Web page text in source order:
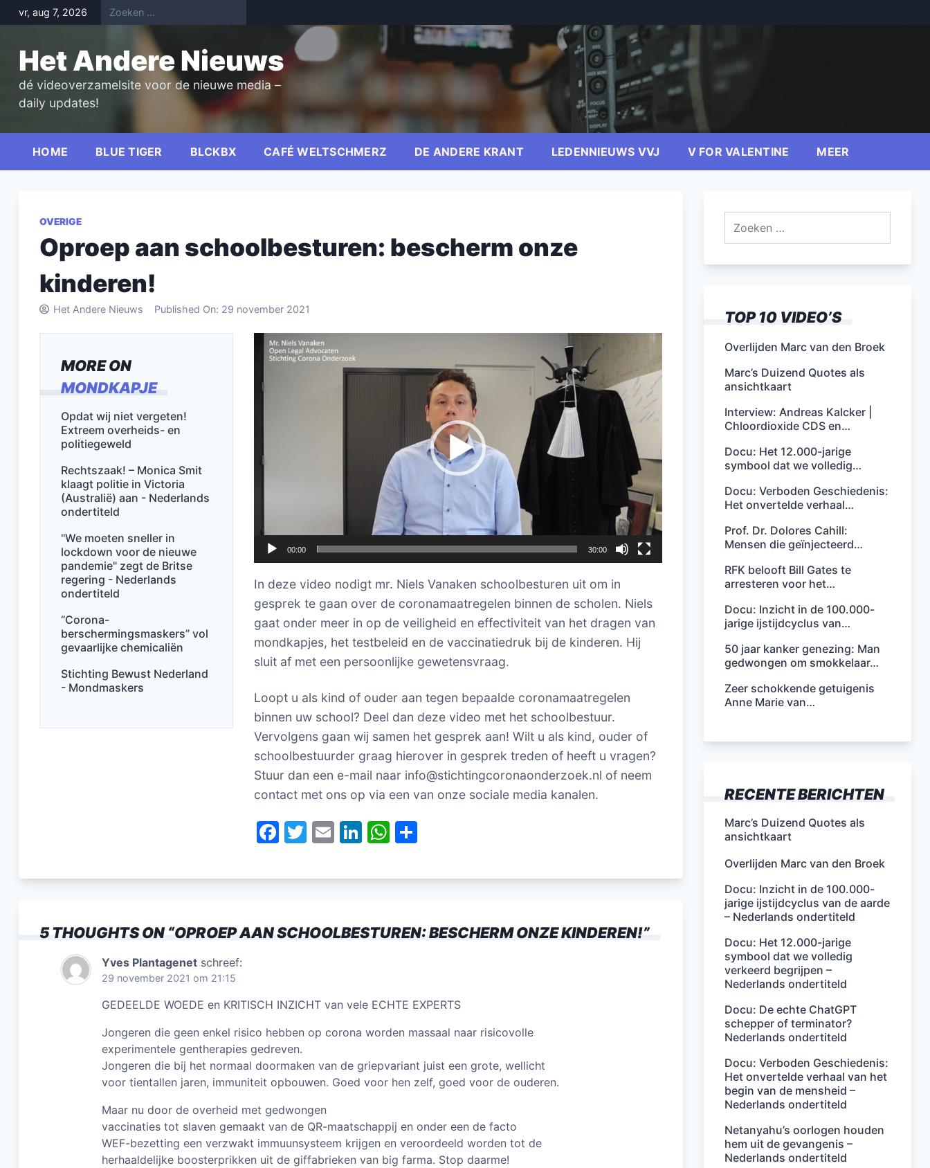
Skip
to
vr, aug 7, 2026
Het Andere Nieuws
dé videoverzamelsite voor de nieuwe media –
daily updates!
HOME BLUE TIGER BLCKBX CAFÉ WELTSCHMERZ DE ANDERE KRANT LEDENNIEUWS VVJ V FOR VALENTINE MEER
OVERIGE
Oproep aan schoolbesturen: bescherm onze
kinderen!
Het Andere Nieuws Published On: 29 november 2021
MORE ON
MONDKAPJE
Opdat wij niet vergeten!
Extreem overheids- en
politiegeweld
Rechtszaak! – Monica Smit
klaagt politie in Victoria
(Australië) aan - Nederlands
ondertiteld
"We moeten sneller in
lockdown voor de nieuwe
pandemie" zegt de Britse
regering - Nederlands
ondertiteld
“Corona-
berschermingsmaskers” vol
gevaarlijke chemicaliën
Stichting Bewust Nederland
- Mondmaskers
Videospeler
00:00 30:00
In deze video nodigt mr. Niels Vanaken schoolbesturen uit om in
gesprek te gaan over de coronamaatregelen binnen de scholen. Niels
gaat onder meer in op de veiligheid en effectiviteit van het dragen van
mondkapjes, het testbeleid en de vaccinatiedruk bij de kinderen. Hij
sluit af met een persoonlijke gewetensvraag.
Loopt u als kind of ouder aan tegen bepaalde coronamaatregelen
binnen uw school? Deel dan deze video met het schoolbestuur.
Vervolgens gaan wij samen het gesprek aan! Wilt u als kind, ouder of
schoolbestuurder graag hierover in gesprek treden of heeft u vragen?
Stuur dan een e-mail naar info@stichtingcoronaonderzoek.nl of neem
contact met ons op via een van onze sociale media kanalen.
F
c
b
o
T
itt
E
ai
Li
k
dI
n
W
at
A
p
e
5 THOUGHTS ON “OPROEP AAN SCHOOLBESTUREN: BESCHERM ONZE KINDEREN!”
Yves Plantagenet schreef:
29 november 2021 om 21:15
GEDEELDE WOEDE en KRITISCH INZICHT van vele ECHTE EXPERTS
Jongeren die geen enkel risico hebben op corona worden massaal naar risicovolle
experimentele gentherapies gedreven.
Jongeren die bij het normaal doormaken van de griepvariant juist een grote, wellicht
voor tientallen jaren, immuniteit opbouwen. Goed voor hen zelf, goed voor de ouderen.
Maar nu door de overheid met gedwongen
vaccinaties tot slaven gemaakt van de QR-maatschappij en onder een de facto
WEF-bezetting een verzwakt immuunsysteem krijgen en veroordeeld worden tot de
herhaaldelijke boosterprikken uit de giffabrieken van big farma. Stop daarme!
TOP 10 VIDEO’S
Overlijden Marc van den Broek
Marc’s Duizend Quotes als
ansichtkaart
Interview: Andreas Kalcker |
Chloordioxide CDS en…
Docu: Het 12.000-jarige
symbool dat we volledig…
Docu: Verboden Geschiedenis:
Het onvertelde verhaal…
Prof. Dr. Dolores Cahill:
Mensen die geïnjecteerd…
RFK belooft Bill Gates te
arresteren voor het…
Docu: Inzicht in de 100.000-
jarige ijstijdcyclus van…
50 jaar kanker genezing: Man
gedwongen om smokkelaar…
Zeer schokkende getuigenis
Anne Marie van…
RECENTE BERICHTEN
Marc’s Duizend Quotes als
ansichtkaart
Overlijden Marc van den Broek
Docu: Inzicht in de 100.000-
jarige ijstijdcyclus van de aarde
– Nederlands ondertiteld
Docu: Het 12.000-jarige
symbool dat we volledig
verkeerd begrijpen –
Nederlands ondertiteld
Docu: De echte ChatGPT
schepper of terminator?
Nederlands ondertiteld
Docu: Verboden Geschiedenis:
Het onvertelde verhaal van het
begin van de mensheid –
Nederlands ondertiteld
Netanyahu’s oorlogen houden
hem uit de gevangenis –
Nederlands ondertiteld